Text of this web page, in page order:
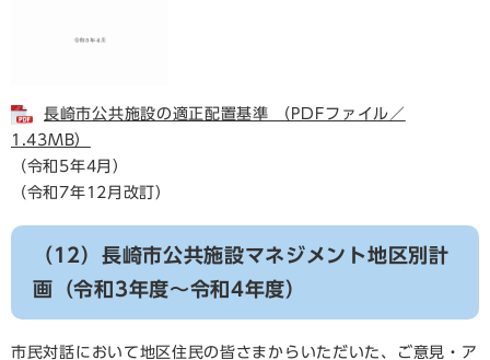
長崎市公共施設の適正配置基準 （PDFファイル／
1.43MB）
（令和5年4月）
（令和7年12月改訂）
（12）長崎市公共施設マネジメント地区別計
画（令和3年度～令和4年度）
市民対話において地区住民の皆さまからいただいた、ご意見・ア